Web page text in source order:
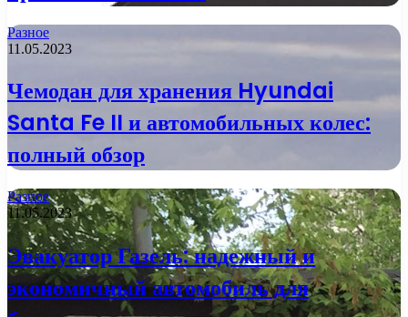
Разное
11.05.2023
Чемодан для хранения Hyundai
Santa Fe II и автомобильных колес:
полный обзор
Разное
11.05.2023
Эвакуатор Газель: надежный и
экономичный автомобиль для